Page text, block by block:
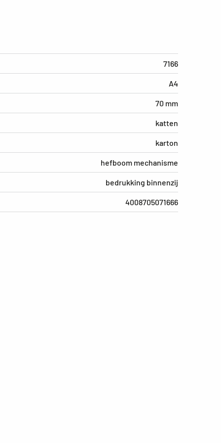
7166
A4
70 mm
katten
karton
hefboom mechanisme
bedrukking binnenzij
4008705071666